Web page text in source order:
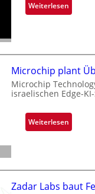
t
l
g
t
s
i
e
Weiterlesen
B
c
k
s
t
n
e
e
Microchip plant
Microchip
israelischen Edge-
Weiterlesen
M
r
o
Zadar Labs baut